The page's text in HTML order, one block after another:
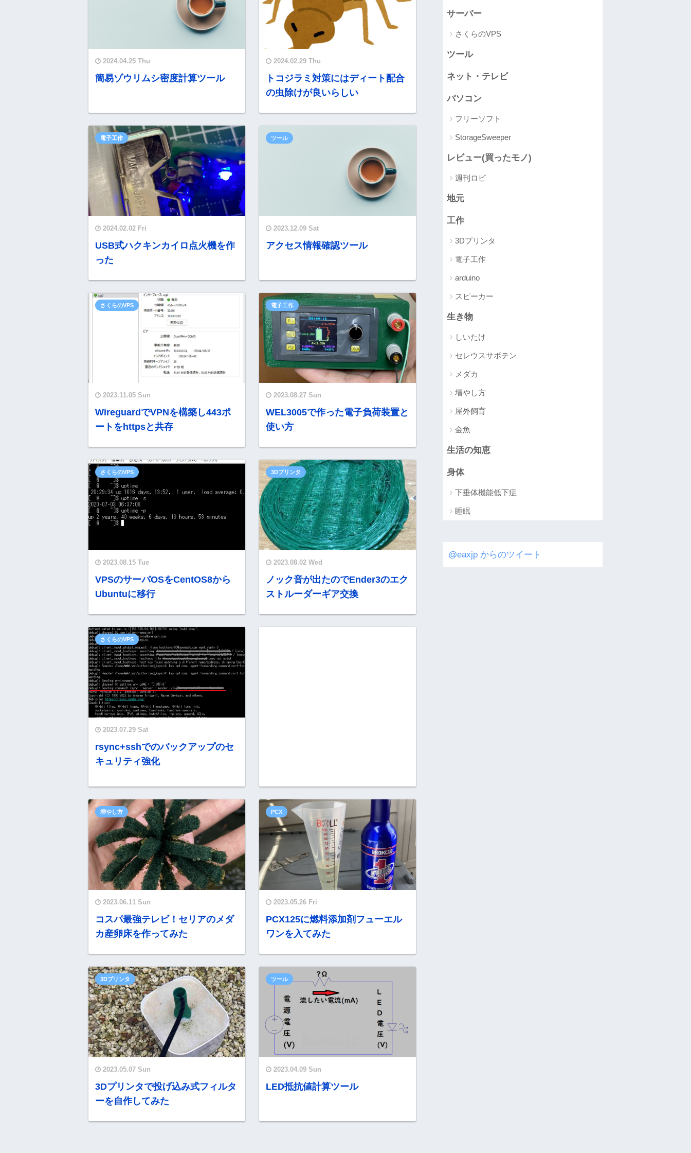
2024.04.25 Thu
簡易ゾウリムシ密度計算ツール
2024.02.29 Thu
トコジラミ対策にはディート配合
の虫除けが良いらしい
2024.02.02 Fri
USB式ハクキンカイロ点火機を作
った
電子工作
2023.12.09 Sat
アクセス情報確認ツール
ツール
2023.11.05 Sun
WireguardでVPNを構築し443ポ
ートをhttpsと共存
さくらのVPS
2023.08.27 Sun
WEL3005で作った電子負荷装置と
使い方
電子工作
2023.08.15 Tue
VPSのサーバOSをCentOS8から
Ubuntuに移行
さくらのVPS
2023.08.02 Wed
ノック音が出たのでEnder3のエク
ストルーダーギア交換
3Dプリンタ
2023.07.29 Sat
rsync+sshでのバックアップのセ
キュリティ強化
さくらのVPS
2023.06.11 Sun
コスパ最強テレビ！セリアのメダ
カ産卵床を作ってみた
増やし方
2023.05.26 Fri
PCX125に燃料添加剤フューエル
ワンを入てみた
PCX
2023.05.07 Sun
3Dプリンタで投げ込み式フィルタ
ーを自作してみた
3Dプリンタ
2023.04.09 Sun
LED抵抗値計算ツール
ツール
サーバー
さくらのVPS
ツール
ネット・テレビ
パソコン
フリーソフト
StorageSweeper
レビュー(買ったモノ)
週刊ロビ
地元
工作
3Dプリンタ
電子工作
arduino
スピーカー
生き物
しいたけ
セレウスサボテン
メダカ
増やし方
屋外飼育
金魚
生活の知恵
身体
下垂体機能低下症
睡眠
@eaxjp からのツイート